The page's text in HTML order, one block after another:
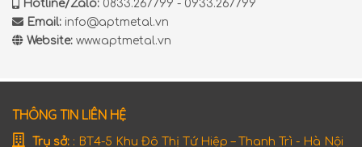
Hotline/Zalo: 0833.267799 - 0933.267799
Email: info@aptmetal.vn
Website: www.aptmetal.vn
THÔNG TIN LIÊN HỆ
Trụ sở: : BT4-5 Khu Đô Thị Tứ Hiệp – Thanh Trì - Hà Nội